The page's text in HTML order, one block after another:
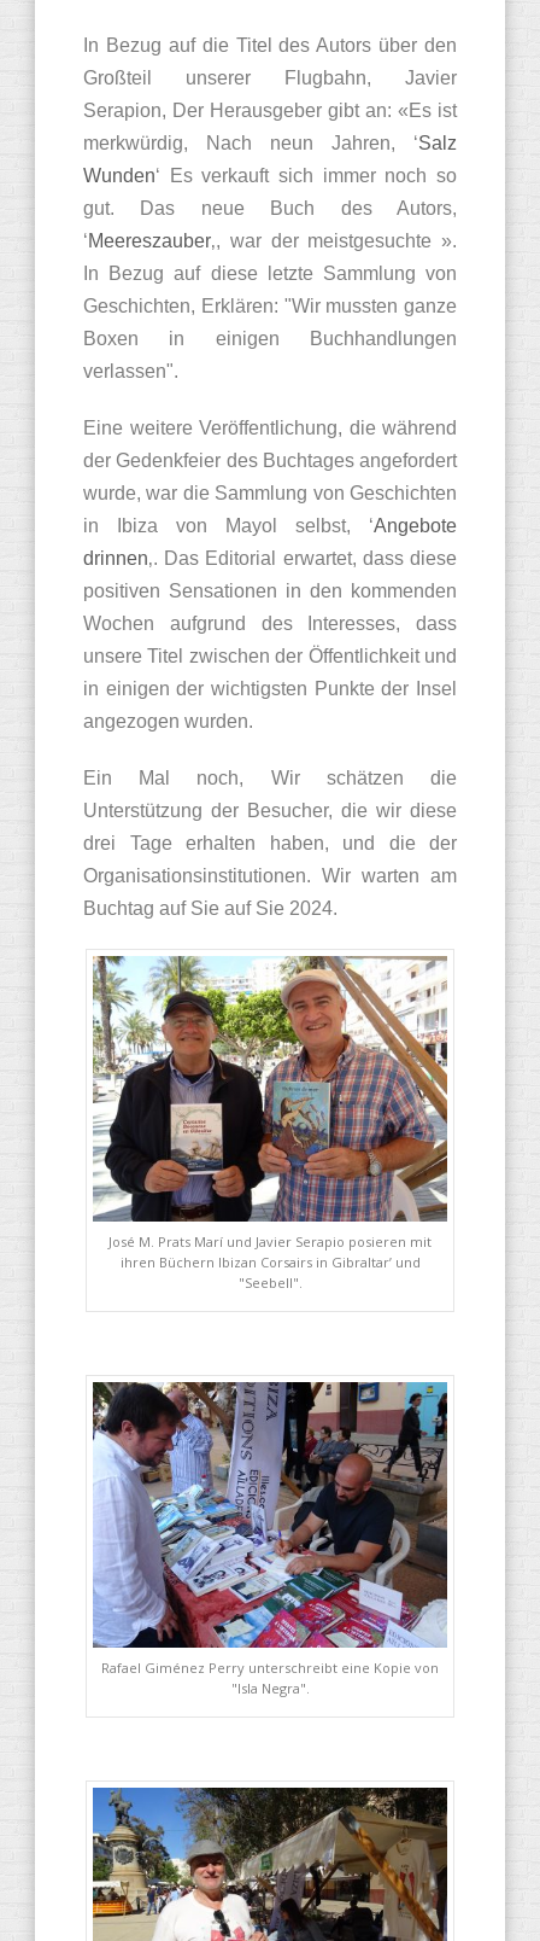
In Bezug auf die Titel des Autors über den
Großteil unserer Flugbahn, Javier
Serapion, Der Herausgeber gibt an: «Es ist
merkwürdig, Nach neun Jahren, ‘Salz
Wunden‘ Es verkauft sich immer noch so
gut. Das neue Buch des Autors,
‘Meereszauber‚, war der meistgesuchte ».
In Bezug auf diese letzte Sammlung von
Geschichten, Erklären: "Wir mussten ganze
Boxen in einigen Buchhandlungen
verlassen".
Eine weitere Veröffentlichung, die während
der Gedenkfeier des Buchtages angefordert
wurde, war die Sammlung von Geschichten
in Ibiza von Mayol selbst, ‘Angebote
drinnen‚. Das Editorial erwartet, dass diese
positiven Sensationen in den kommenden
Wochen aufgrund des Interesses, dass
unsere Titel zwischen der Öffentlichkeit und
in einigen der wichtigsten Punkte der Insel
angezogen wurden.
Ein Mal noch, Wir schätzen die
Unterstützung der Besucher, die wir diese
drei Tage erhalten haben, und die der
Organisationsinstitutionen. Wir warten am
Buchtag auf Sie auf Sie 2024.
José M. Prats Marí und Javier Serapio posieren mit
ihren Büchern Ibizan Corsairs in Gibraltar’ und
"Seebell".
Rafael Giménez Perry unterschreibt eine Kopie von
"Isla Negra".